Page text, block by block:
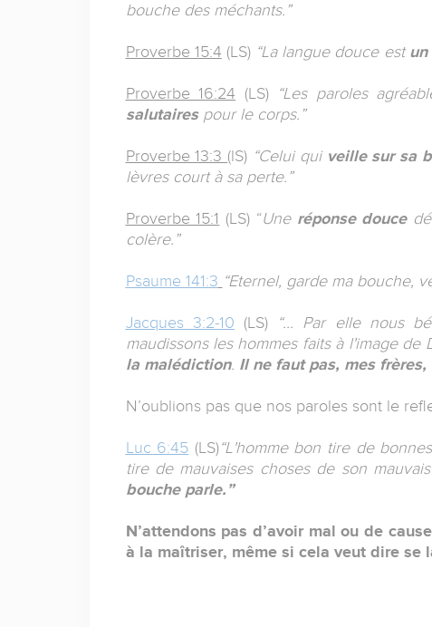
bouche des méchants.”
Proverbe 15:4 (LS) “La langue douce est un
Proverbe 16:24 (LS) “Les paroles
salutairespour le corps.”
Proverbe 13:3 (lS) “Celui quiveille sur sa
lèvres court à sa perte.”
Proverbe 15:1 (LS) “Une réponse douce
colère.”
Psaume 141:3 “Eternel, garde ma bouche,
Jacques 3:2-10 (LS)
“... Par elle nous
maudissons les hommes faits à l'image de
la malédiction. Il ne faut pas, mes
N’oublions pas que nos paroles sont le
Luc 6:45 (LS)“L'homme bon tire de
tire de mauvaises choses de son
bouche parle.”
N’attendons pas d’avoir mal ou de
à la maîtriser, même si cela veut dire se